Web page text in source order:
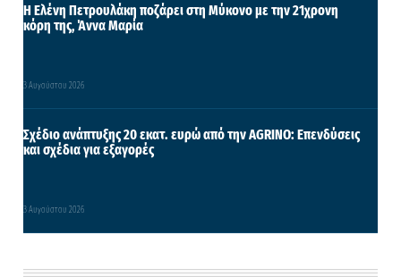
Η Ελένη Πετρουλάκη ποζάρει στη Μύκονο με την 21χρονη
κόρη της, Άννα Μαρία
3 Αυγούστου 2026
Σχέδιο ανάπτυξης 20 εκατ. ευρώ από την AGRINO: Επενδύσεις
και σχέδια για εξαγορές
3 Αυγούστου 2026